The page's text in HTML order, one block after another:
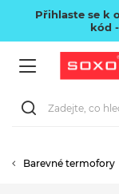
Přihlaste se k
kód -
Barevné termofory